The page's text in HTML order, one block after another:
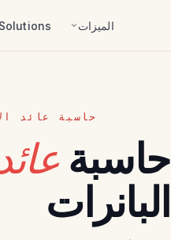
الميزات Solutions
حاسبة عائد
حاسبة
البانرات